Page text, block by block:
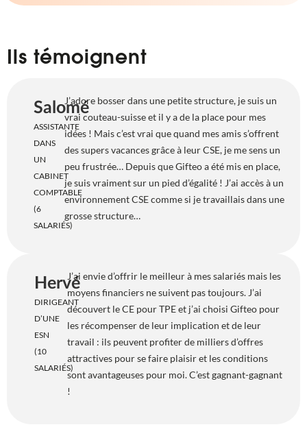
Ils témoignent
Salomé
ASSISTANTE
DANS
UN
CABINET
COMPTABLE
(6
SALARIÉS)
J’adore bosser dans une petite structure, je suis un
vrai couteau-suisse et il y a de la place pour mes
idées ! Mais c’est vrai que quand mes amis s’offrent
des supers vacances grâce à leur CSE, je me sens un
peu frustrée… Depuis que Gifteo a été mis en place,
je suis vraiment sur un pied d’égalité ! J’ai accès à un
environnementCSE comme si je travaillais dans une
grosse structure…
Hervé
DIRIGEANT
D’UNE
ESN
(10
SALARIÉS)
J’ai envie d’offrir le meilleur à mes salariés mais les
moyens financiers ne suivent pas toujours. J’ai
découvert le CE pour TPE et j’ai choisi Gifteo pour
les récompenser de leur implication et de leur
travail : ils peuvent profiter de milliers d’offres
attractives pour se faire plaisir et les conditions
sont avantageuses pour moi. C’est gagnant-gagnant
!